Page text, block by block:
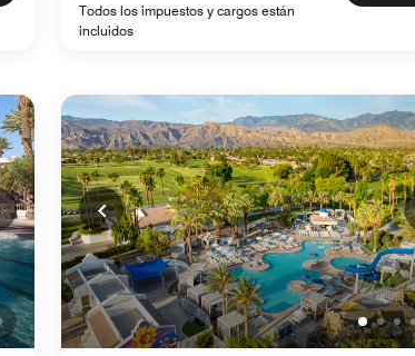
Todos los impuestos y cargos están
incluidos